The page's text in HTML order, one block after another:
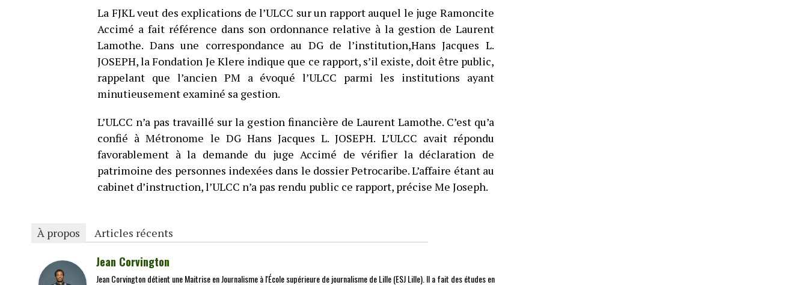
La FJKL veut des explications de l’ULCC sur un rapport auquel le juge Ramoncite
Accimé a fait référence dans son ordonnance relative à la gestion de Laurent
Lamothe. Dans une correspondance au DG de l’institution,Hans Jacques L.
JOSEPH, la Fondation Je Klere indique que ce rapport, s’il existe, doit être public,
rappelant que l’ancien PM a évoqué l’ULCC parmi les institutions ayant
minutieusement examiné sa gestion.
L’ULCC n’a pas travaillé sur la gestion financière de Laurent Lamothe. C’est qu’a
confié à Métronome le DG Hans Jacques L. JOSEPH. L’ULCC avait répondu
favorablement à la demande du juge Accimé de vérifier la déclaration de
patrimoine des personnes indexées dans le dossier Petrocaribe. L’affaire étant au
cabinet d’instruction, l’ULCC n’a pas rendu public ce rapport, précise Me Joseph.
À propos Articles récents
Jean Corvington
Jean Corvington détient une Maitrise en Journalisme à l'École supérieure de journalisme de Lille (ESJ Lille). Il a fait des études en